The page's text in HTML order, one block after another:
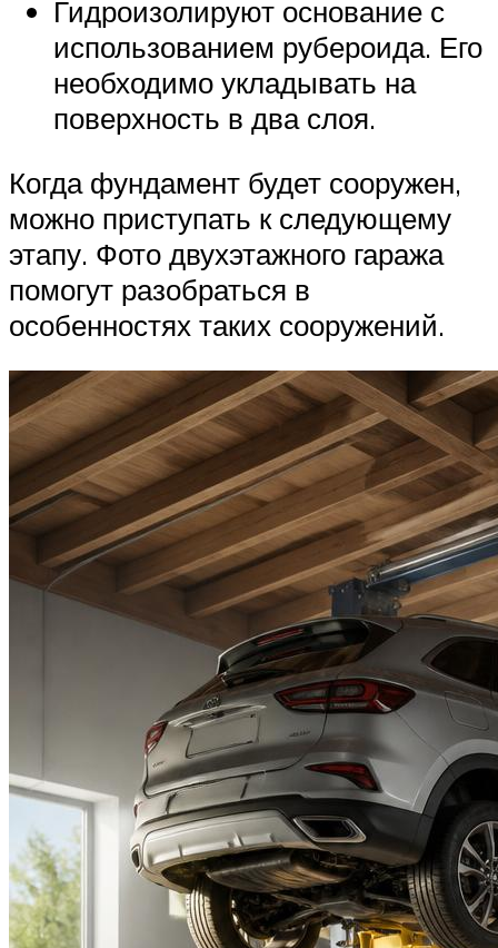
Гидроизолируют основание с
использованием рубероида. Его
необходимо укладывать на
поверхность в два слоя.
Когда фундамент будет сооружен,
можно приступать к следующему
этапу. Фото двухэтажного гаража
помогут разобраться в
особенностях таких сооружений.